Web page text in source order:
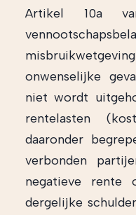
Artikel 10a
onwenselijke
niet wordt
rentelasten
daaronder
verbonden
negatieve rente
dergelijke